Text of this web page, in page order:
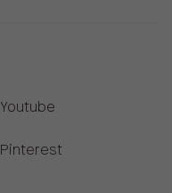
Youtube
Pinterest